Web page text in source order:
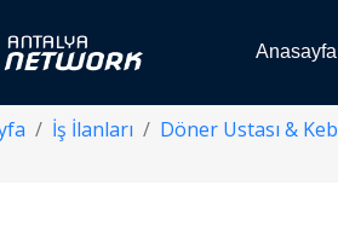
Anasayfa
İş İlanları Döner Ustası &